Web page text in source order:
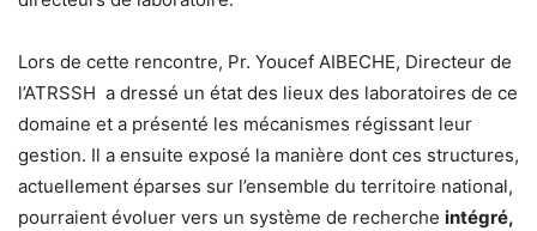
Lors de cette rencontre, Pr. Youcef AIBECHE, Directeur de
l’ATRSSH a dressé un état des lieux des laboratoires de ce
domaine et a présenté les mécanismes régissant leur
gestion. Il a ensuite exposé la manière dont ces structures,
actuellement éparses sur l’ensemble du territoire national,
pourraient évoluer vers un système de recherche intégré,